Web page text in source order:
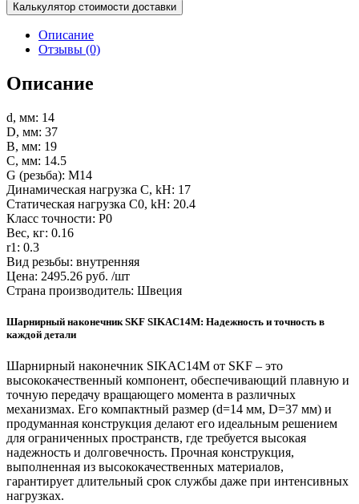
Калькулятор стоимости доставки
Описание
Отзывы (0)
Описание
d, мм: 14
D, мм: 37
B, мм: 19
C, мм: 14.5
G (резьба): M14
Динамическая нагрузка C, kН: 17
Статическая нагрузка C0, kН: 20.4
Класс точности: P0
Вес, кг: 0.16
r1: 0.3
Вид резьбы: внутренняя
Цена: 2495.26 руб. /шт
Страна производитель: Швеция
Шарнирный наконечник SKF SIKAC14M: Надежность и точность в
каждой детали
Шарнирный наконечник SIKAC14M от SKF – это
высококачественный компонент, обеспечивающий плавную и
точную передачу вращающего момента в различных
механизмах. Его компактный размер (d=14 мм, D=37 мм) и
продуманная конструкция делают его идеальным решением
для ограниченных пространств, где требуется высокая
надежность и долговечность. Прочная конструкция,
выполненная из высококачественных материалов,
гарантирует длительный срок службы даже при интенсивных
нагрузках.